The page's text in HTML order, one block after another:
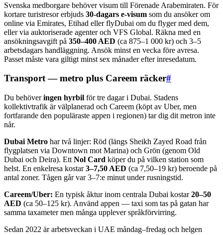
Svenska medborgare behöver visum till Förenade Arabemiraten. För
kortare turistresor erbjuds 30-dagars e-visum som du ansöker om
online via Emirates, Etihad eller flyDubai om du flyger med dem,
eller via auktoriserade agenter och VFS Global. Räkna med en
ansökningsavgift på 350–400 AED (ca 875–1 000 kr) och 3–5
arbetsdagars handläggning. Ansök minst en vecka före avresa.
Passet måste vara giltigt minst sex månader efter inresedatum.
Transport — metro plus Careem räcker#
Du behöveringen hyrbil för tre dagar i Dubai. Stadens
kollektivtrafik är välplanerad och Careem (köpt av Uber, men
fortfarande den populäraste appen i regionen) tar dig dit metron inte
når.
Dubai Metro har två linjer: Röd (längs Sheikh Zayed Road från
flygplatsen via Downtown mot Marina) och Grön (genom Old
Dubai och Deira). Ett Nol Card köper du på vilken station som
helst. En enkelresa kostar3–7,50 AED (ca 7,50–19 kr) beroende på
antal zoner. Tågen går var 3–7:e minut under rusningstid.
Careem/Uber: En typisk åktur inom centrala Dubai kostar20–50
AED (ca 50–125 kr). Använd appen — taxi som tas på gatan har
samma taxameter men många upplever språkförvirring.
Sedan 2022 är arbetsveckan i UAE måndag–fredag och helgen